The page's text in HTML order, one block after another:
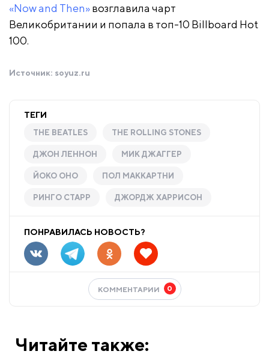
«Now and Then»возглавила чарт
Великобритании и попала в топ-10 Billboard Hot
100.
Источник: soyuz.ru
ТЕГИ
THE BEATLES THE ROLLING STONES
ДЖОН ЛЕННОН МИК ДЖАГГЕР
ЙОКО ОНО ПОЛ МАККАРТНИ
РИНГО СТАРР ДЖОРДЖ ХАРРИСОН
ПОНРАВИЛАСЬ НОВОСТЬ?
КОММЕНТАРИИ 0
Читайте также: